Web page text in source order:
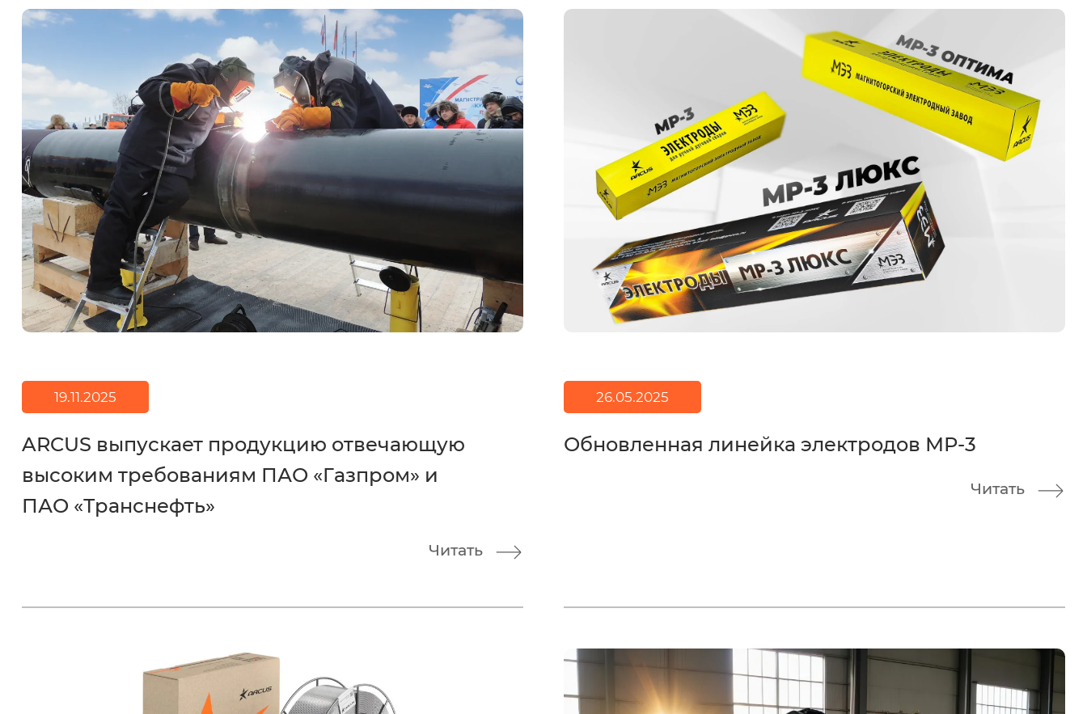
19.11.2025
ARCUS выпускает продукцию отвечающую
высоким требованиям ПАО «Газпром» и
ПАО «Транснефть»
Читать
26.05.2025
Обновленная линейка электродов МР-3
Читать